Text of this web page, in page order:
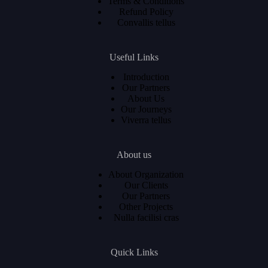
Refund Policy
Convallis tellus
Useful Links
Introduction
Our Partners
About Us
Our Journeys
Viverra tellus
About us
About Organization
Our Clients
Our Partners
Other Projects
Nulla facilisi cras
Quick Links